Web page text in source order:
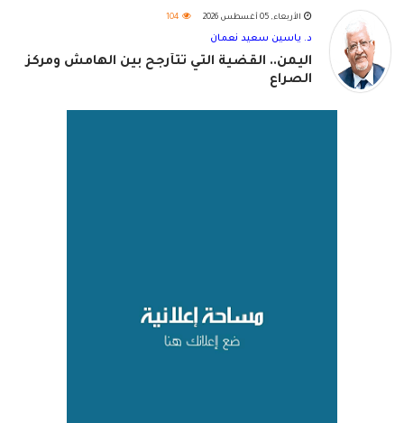
الأربعاء, 05 أغسطس 2026 104
د. ياسين سعيد نعمان
اليمن.. القضية التي تتأرجح بين الهامش ومركز
الصراع